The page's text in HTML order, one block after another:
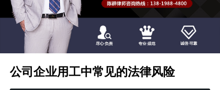
公司企业用工中常见的法律风险